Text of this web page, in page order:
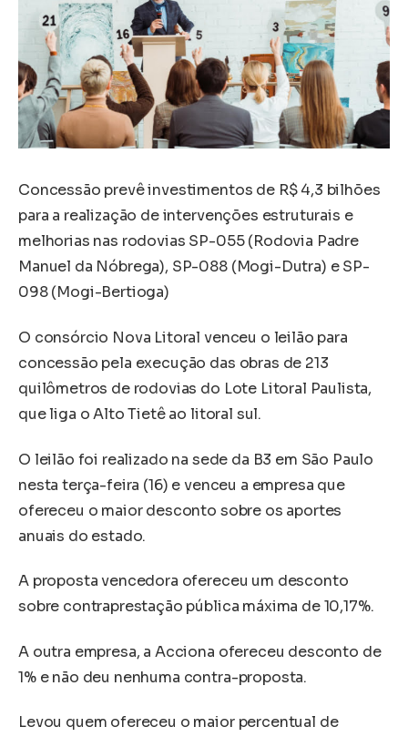
Concessão prevê investimentos de R$ 4,3 bilhões
para a realização de intervenções estruturais e
melhorias nas rodovias SP-055 (Rodovia Padre
Manuel da Nóbrega), SP-088 (Mogi-Dutra) e SP-
098 (Mogi-Bertioga)
O consórcio Nova Litoral venceu o leilão para
concessão pela execução das obras de 213
quilômetros de rodovias do Lote Litoral Paulista,
que liga o Alto Tietê ao litoral sul.
O leilão foi realizado na sede da B3 em São Paulo
nesta terça-feira (16) e venceu a empresa que
ofereceu o maior desconto sobre os aportes
anuais do estado.
A proposta vencedora ofereceu um desconto
sobre contraprestação pública máxima de 10,17%.
A outra empresa, a Acciona ofereceu desconto de
1% e não deu nenhuma contra-proposta.
Levou quem ofereceu o maior percentual de